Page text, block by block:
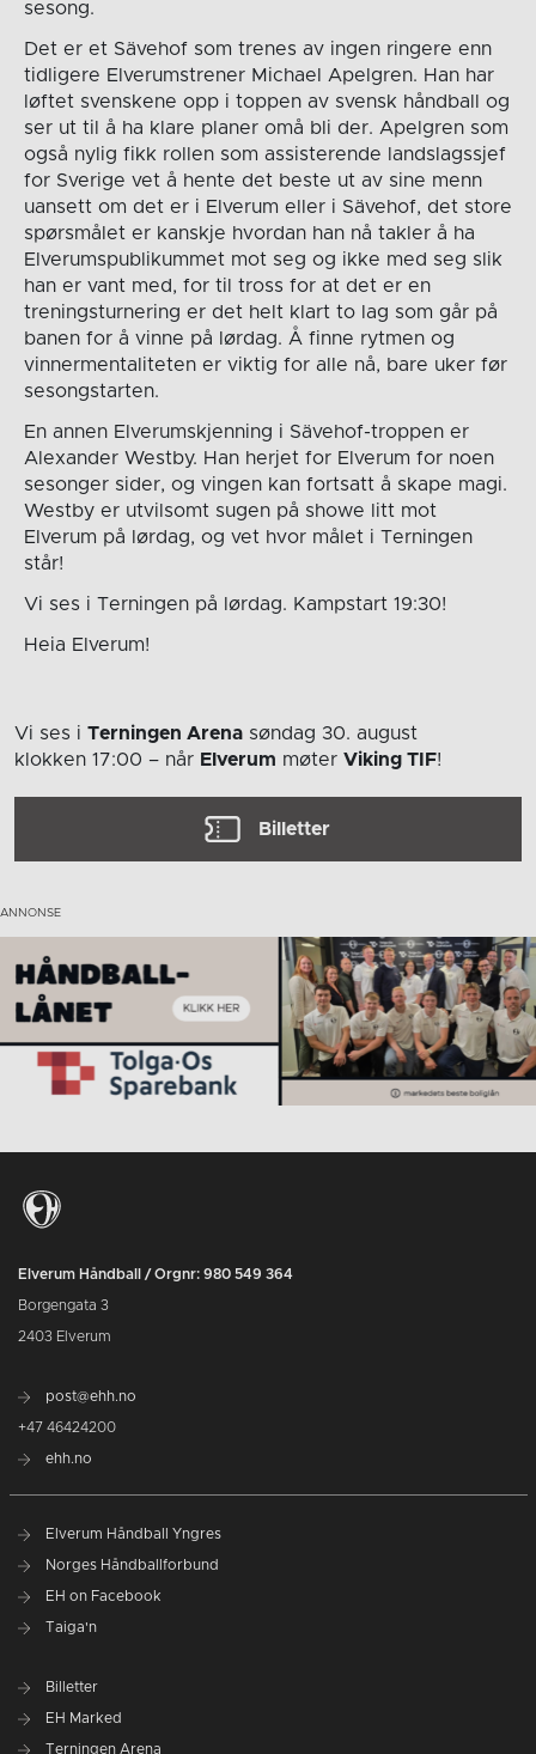
sesong.
Det er et Sävehof som trenes av ingen ringere enn
tidligere Elverumstrener Michael Apelgren. Han har
løftet svenskene opp i toppen av svensk håndball og
ser ut til å ha klare planer omå bli der. Apelgren som
også nylig fikk rollen som assisterende landslagssjef
for Sverige vet å hente det beste ut av sine menn
uansett om det er i Elverum eller i Sävehof, det store
spørsmålet er kanskje hvordan han nå takler å ha
Elverumspublikummet mot seg og ikke med seg slik
han er vant med, for til tross for at det er en
treningsturnering er det helt klart to lag som går på
banen for å vinne på lørdag. Å finne rytmen og
vinnermentaliteten er viktig for alle nå, bare uker før
sesongstarten.
En annen Elverumskjenning i Sävehof-troppen er
Alexander Westby. Han herjet for Elverum for noen
sesonger sider, og vingen kan fortsatt å skape magi.
Westby er utvilsomt sugen på showe litt mot
Elverum på lørdag, og vet hvor målet i Terningen
står!
Vi ses i Terningen på lørdag. Kampstart 19:30!
Heia Elverum!
Vi ses i Terningen Arena søndag 30. august
klokken 17:00 – når Elverum møter Viking TIF!
Billetter
Elverum Håndball / Orgnr: 980 549 364
Borgengata 3
2403 Elverum
post@ehh.no
+47 46424200
ehh.no
Elverum Håndball Yngres
Norges Håndballforbund
EH on Facebook
Taiga'n
Billetter
EH Marked
Terningen Arena